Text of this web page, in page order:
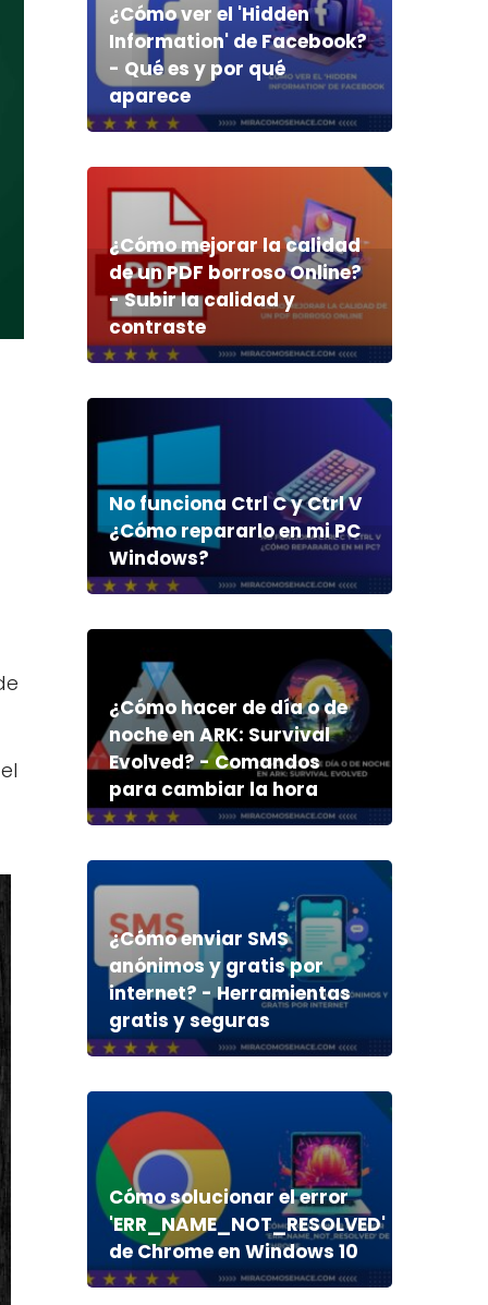
¿Cómo ver el 'Hidden
Information' de Facebook?
- Qué es y por qué
aparece
¿Cómo mejorar la calidad
de un PDF borroso Online?
- Subir la calidad y
contraste
No funciona Ctrl C y Ctrl V
¿Cómo repararlo en mi PC
Windows?
¿Cómo hacer de día o de
noche en ARK: Survival
Evolved? - Comandos
para cambiar la hora
¿Cómo enviar SMS
anónimos y gratis por
internet? - Herramientas
gratis y seguras
Cómo solucionar el error
'ERR_NAME_NOT_RESOLVED'
de Chrome en Windows 10